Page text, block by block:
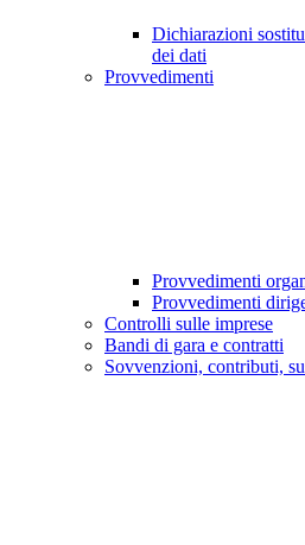
Dichiarazioni
dei dati
Provvedimenti
Provvedimenti
Provvedimenti
Controlli sulle imprese
Bandi di gara e contratti
Sovvenzioni, contributi,